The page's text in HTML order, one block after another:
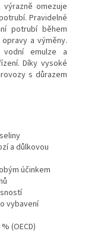
omezuje
Pravidelné
potrubí během
a výměny.
emulze a
Díky vysoké
s důrazem
a důlkovou
účinkem
vybavení
(OECD)